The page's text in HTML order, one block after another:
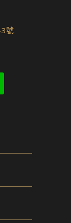
號